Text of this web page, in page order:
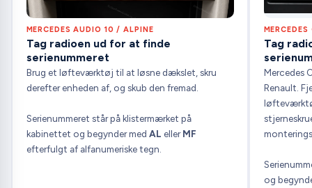
MERCEDES AUDIO 10 / ALPINE
Tag radioen ud for at finde
serienummeret
Brug et løfteværktøj til at løsne dækslet, skru
derefter enheden af, og skub den fremad.
Serienummeret står på klistermærket på
kabinettet og begynder med AL ellerMF
efterfulgt af alfanumeriske tegn.
Tag
Mercedes
Renault.
og